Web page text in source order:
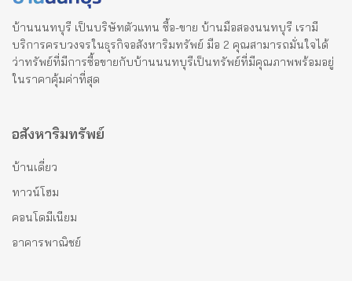
บ้านนนทบุรี เป็นบริษัทตัวแทน ซื้อ-ขาย บ้านมือสองนนทบุรี เรามี
บริการครบวงจรในธุรกิจอสังหาริมทรัพย์ มือ 2 คุณสามารถมั่นใจได้
ว่าทรัพย์ที่มีการซื้อขายกับบ้านนนทบุรีเป็นทรัพย์ที่มีคุณภาพพร้อมอยู่
ในราคาคุ้มค่าที่สุด
อสังหาริมทรัพย์
บ้านเดี่ยว
ทาวน์โฮม
คอนโดมีเนียม
อาคารพาณิชย์